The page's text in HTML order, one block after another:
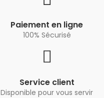
Paiement en ligne
100% Sécurisé
Service client
Disponible pour vous servir